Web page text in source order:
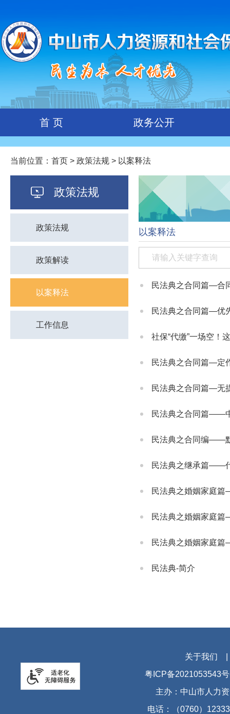
首 页 政务公开
当前位置： 首页 > 政策法规 > 以案释法
政策法规
政策法规
政策解读
以案释法
工作信息
以案释法
民法典之合同篇—合
民法典之合同篇—优
社保“代缴”一场空！
民法典之合同篇—定
民法典之合同篇—无
民法典之合同篇——
民法典之合同编——
民法典之继承篇——
民法典之婚姻家庭
民法典之婚姻家庭
民法典之婚姻家庭
民法典-简介
关于我们
粤ICP备2021053543
主办：中山市人力
电话：（0760）12333